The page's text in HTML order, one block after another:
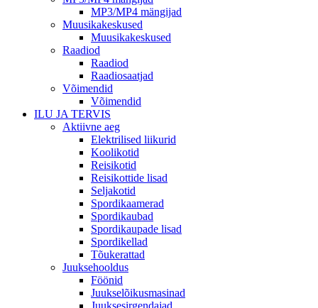
MP3/MP4 mängijad
Muusikakeskused
Muusikakeskused
Raadiod
Raadiod
Raadiosaatjad
Võimendid
Võimendid
ILU JA TERVIS
Aktiivne aeg
Elektrilised liikurid
Koolikotid
Reisikotid
Reisikottide lisad
Seljakotid
Spordikaamerad
Spordikaubad
Spordikaupade lisad
Spordikellad
Tõukerattad
Juuksehooldus
Föönid
Juukselõikusmasinad
Juuksesirgendajad